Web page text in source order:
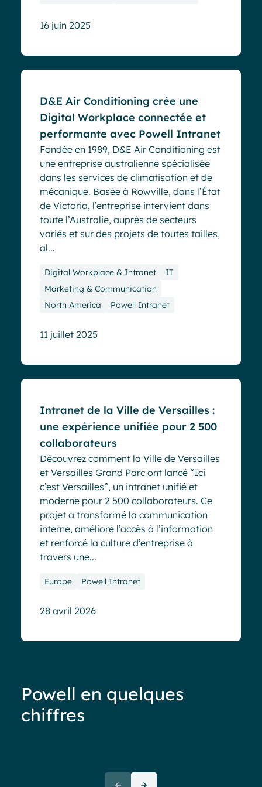
16 juin 2025
D&E Air Conditioning crée une
Digital Workplace connectée et
performante avec Powell Intranet
Fondée en 1989, D&E Air Conditioning est
une entreprise australienne spécialisée
dans les services de climatisation et de
mécanique. Basée à Rowville, dans l’État
de Victoria, l’entreprise intervient dans
toute l’Australie, auprès de secteurs
variés et sur des projets de toutes tailles,
al...
Digital Workplace & Intranet
IT
Marketing & Communication
North America
Powell Intranet
11 juillet 2025
Intranet de la Ville de Versailles :
une expérience unifiée pour 2 500
collaborateurs
Découvrez comment la Ville de Versailles
et Versailles Grand Parc ont lancé “Ici
c’est Versailles”, un intranet unifié et
moderne pour 2 500 collaborateurs. Ce
projet a transformé la communication
interne, amélioré l’accès à l’information
et renforcé la culture d’entreprise à
travers une...
Europe Powell Intranet
28 avril 2026
Powell en quelques
chiffres